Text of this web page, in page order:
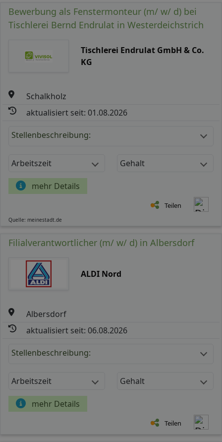
Bewerbung als Fenstermonteur (m/ w/ d) bei
Tischlerei Bernd Endrulat in Westerdeichstrich
Tischlerei Endrulat GmbH & Co.
KG
Schalkholz
aktualisiert seit: 01.08.2026
Stellenbeschreibung:
Arbeitszeit Gehalt
mehr Details
Teilen
Quelle: meinestadt.de
Filialverantwortlicher (m/ w/ d) in Albersdorf
ALDI Nord
Albersdorf
aktualisiert seit: 06.08.2026
Stellenbeschreibung:
Arbeitszeit Gehalt
mehr Details
Teilen